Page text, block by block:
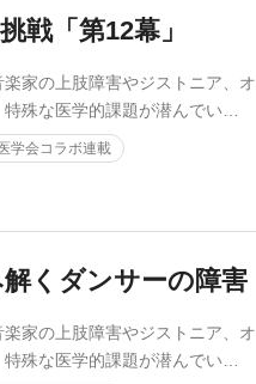
戦「第12幕」
家の上肢障害やジストニア、オ
殊な医学的課題が潜んでい…
学会コラボ連載
くダンサーの障害
家の上肢障害やジストニア、オ
殊な医学的課題が潜んでい…